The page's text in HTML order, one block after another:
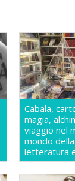
Cabala,
magia,
viaggio nel
mondo della
letteratura